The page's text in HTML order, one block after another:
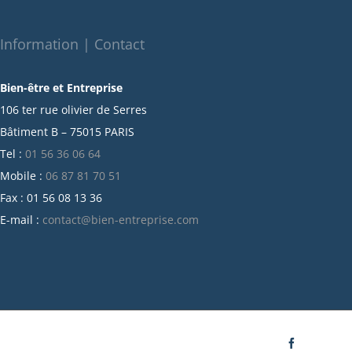
octobre 2021
juillet 2021
juin 2021
mai 2021
avril 2021
mars 2021
février 2021
janvier 2021
Information | Contact
Bien-être et Entreprise
106 ter rue olivier de Serres
Bâtiment B – 75015 PARIS
Tel : 01 56 36 06 64
Mobile : 06 87 81 70 51
Fax : 01 56 08 13 36
E-mail : contact@bien-entreprise.com
Facebook